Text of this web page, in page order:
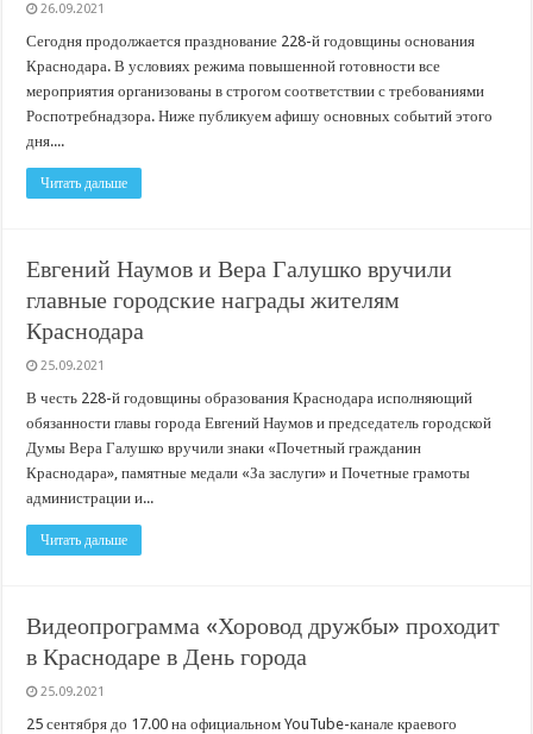
26.09.2021
Сегодня продолжается празднование 228-й годовщины основания
Краснодара. В условиях режима повышенной готовности все
мероприятия организованы в строгом соответствии с требованиями
Роспотребнадзора. Ниже публикуем афишу основных событий этого
дня....
Читать дальше
Евгений Наумов и Вера Галушко вручили
главные городские награды жителям
Краснодара
25.09.2021
В честь 228-й годовщины образования Краснодара исполняющий
обязанности главы города Евгений Наумов и председатель городской
Думы Вера Галушко вручили знаки «Почетный гражданин
Краснодара», памятные медали «За заслуги» и Почетные грамоты
администрации и...
Читать дальше
Видеопрограмма «Хоровод дружбы» проходит
в Краснодаре в День города
25.09.2021
25 сентября до 17.00 на официальном YouTube-канале краевого